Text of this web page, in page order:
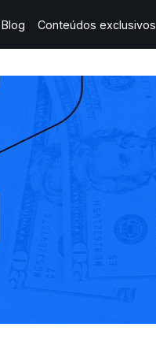
Blog Conteúdos exclusivos